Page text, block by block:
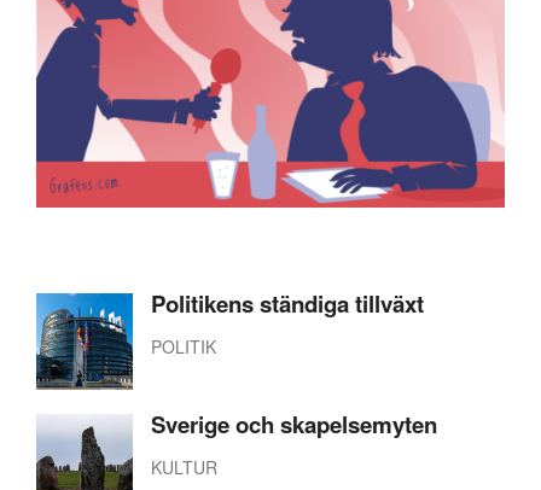
Politikens ständiga tillväxt
POLITIK
Sverige och skapelsemyten
KULTUR